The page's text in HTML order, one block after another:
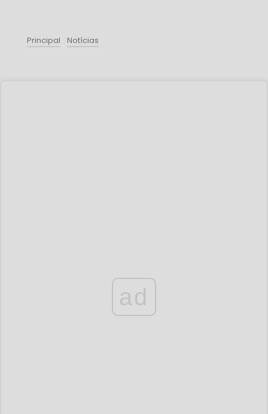
Principal Notícias
ad